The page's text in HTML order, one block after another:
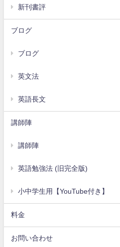
新刊書評
ブログ
ブログ
英文法
英語長文
講師陣
講師陣
英語勉強法 (旧完全版)
小中学生用【YouTube付き】
料金
お問い合わせ